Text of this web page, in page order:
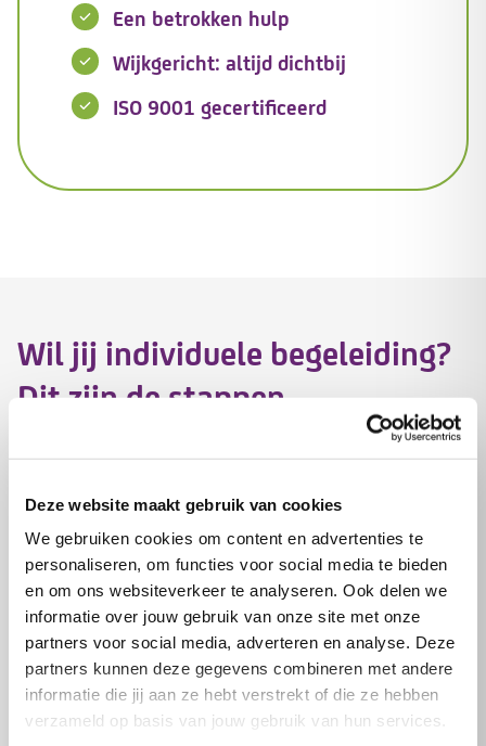
Deze website maakt gebruik van cookies
We gebruiken cookies om content en advertenties te
personaliseren, om functies voor social media te bieden
en om ons websiteverkeer te analyseren. Ook delen we
informatie over jouw gebruik van onze site met onze
partners voor social media, adverteren en analyse. Deze
partners kunnen deze gegevens combineren met andere
informatie die jij aan ze hebt verstrekt of die ze hebben
verzameld op basis van jouw gebruik van hun services.
Een betrokken hulp
Wijkgericht: altijd dichtbij
ISO 9001 gecertificeerd
Wil jij individuele begeleiding?
Dit zijn de stappen.
Kies de hulp die je nodig hebt
Wil je graag individuele begeleiding? Maar weet
Bekijk wat Tzorg voor jou kan doen
Bereken jouw Wmo-indicatie
Kom er achter of je in aanmerking komt voor de
hulp die je wenst.